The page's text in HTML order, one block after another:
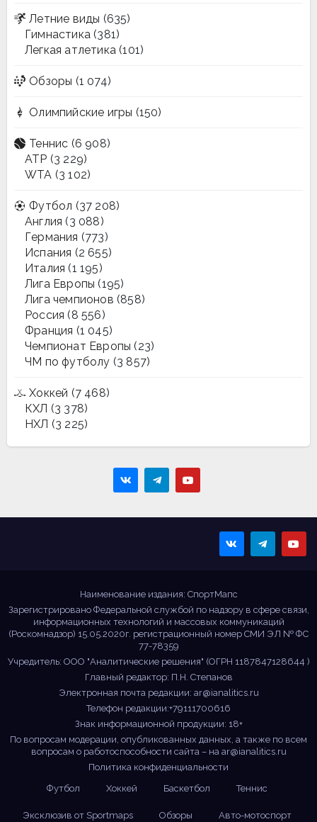
Летние виды (635)
Гимнастика (381)
Легкая атлетика (101)
Обзоры (1 074)
Олимпийские игры (150)
Теннис (6 908)
ATP (3 229)
WTA (3 102)
Футбол (37 208)
Англия (3 088)
Германия (773)
Испания (2 655)
Италия (1 195)
Лига Европы (195)
Лига чемпионов (858)
Россия (8 556)
Франция (1 045)
Чемпионат Европы (23)
ЧМ по футболу (3 857)
Хоккей (7 468)
КХЛ (3 378)
НХЛ (3 225)
Наименование издания: СпортМапс
Зарегистрировано Федеральной службой по надзору в сфере связи,
информационных технологий и массовых коммуникаций
(Роскомнадзор) 15.05.2020г. регистрационный номер СМИ ЭЛ № ФС
77-78359
Учредитель: ООО "Аналитические решения" (ОГРН 1187847128644 )
Главный редактор: П.Н. Степанов
Электронная почта редакции: ar@ianalitics.ru
Телефон редакции:+79111700616
Знак информационной продукции: 18+
По вопросам модерации, опубликованных данных, а также по всем
вопросам о работоспособности сайта – на ar@ianalitics.ru
Политика конфиденциальности
Футбол
Хоккей Баскетбол Теннис
Эксклюзив от Sportmaps Обзоры Авто-мотоспорт